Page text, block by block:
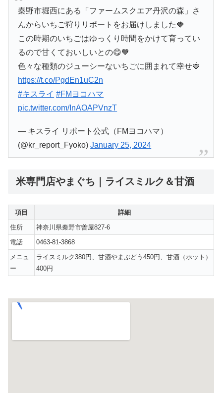
秦野市堀西にある「ファームスクエア丹沢の森」さ
んからいちご狩りリポートをお届けしました🍓
この時期のいちごはゆっくり時間をかけて育ってい
るので甘くておいしいとの😋🧡
色々な種類のジューシーないちごに囲まれて幸せ🍓
https://t.co/PgdEn1uC2n
#キスライ #FMヨコハマ
pic.twitter.com/InAOAPVnzT
— キスライ リポート公式（FMヨコハマ）
(@kr_report_Fyoko)January 25, 2024
米専門店やまぐち｜ライスミルク＆甘酒
項目
詳細
住所
神奈川県秦野市曽屋827-6
電話
0463-81-3868
メニュ
ー
ライスミルク380円、甘酒やまぶどう450円、甘酒（ホット）
400円